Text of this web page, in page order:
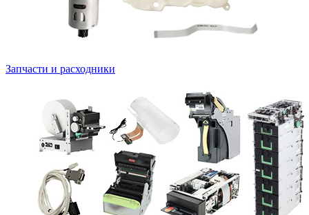
Запчасти и расходники